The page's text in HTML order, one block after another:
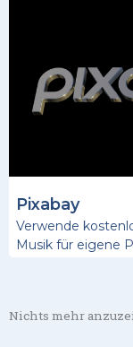
Pixabay
Verwende
Musik für eigene
Nichts mehr